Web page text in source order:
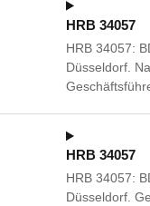
HRB 34057
HRB 34057:
Düsseldorf.
HRB 34057
HRB 34057:
Düsseldorf.